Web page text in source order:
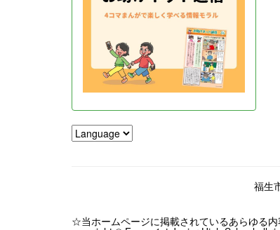
福生
☆当ホームページに掲載されているあらゆる